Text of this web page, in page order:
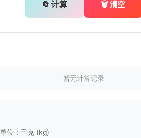
🔄 计算 🗑️ 清空
暂无计算记录
位：千克 (kg)